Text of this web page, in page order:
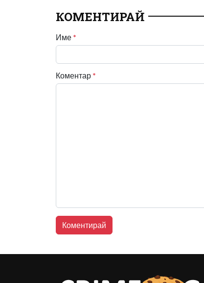
КОМЕНТИРАЙ
Име *
Коментар *